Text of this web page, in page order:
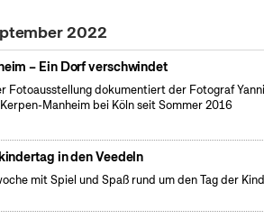
2022
– Ein Dorf verschwindet
Fotoausstellung dokumentiert der Fotograf
Manheim bei Köln seit Sommer 2016
in den Veedeln
mit Spiel und Spaß rund um den Tag der